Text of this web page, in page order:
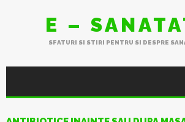
E –
SFATURI SI STIRI PENTRU SI DESPRE